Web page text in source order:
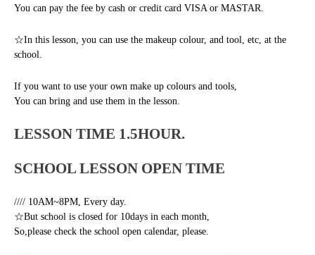
You can pay the fee by cash or credit card VISA or MASTAR.
☆In this lesson, you can use the makeup colour, and tool, etc, at the
school.
If you want to use your own make up colours and tools,
You can bring and use them in the lesson.
LESSON TIME 1.5HOUR.
SCHOOL LESSON OPEN TIME
//// 10AM~8PM, Every day.
☆But school is closed for 10days in each month,
So,please check the school open calendar, please.